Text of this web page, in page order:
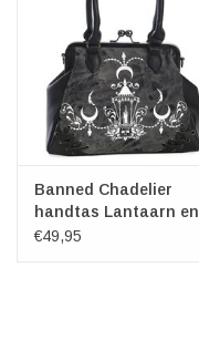
Banned Chadelier
handtas Lantaarn en
Korset snoer
€49,95